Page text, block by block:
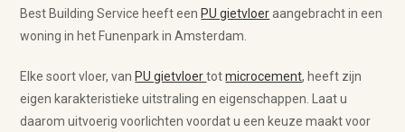
Best Building Service heeft een PU gietvloeraangebracht in een
woning in het Funenpark in Amsterdam.
Elke soort vloer, van PU gietvloertotmicrocement, heeft zijn
eigen karakteristieke uitstraling en eigenschappen. Laat u
daarom uitvoerig voorlichten voordat u een keuze maakt voor